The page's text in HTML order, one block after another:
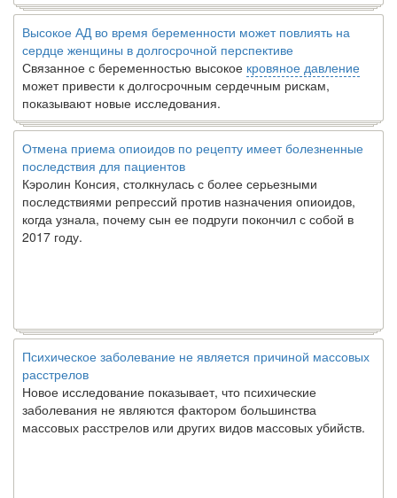
Высокое АД во время беременности может повлиять на
сердце женщины в долгосрочной перспективе
Связанное с беременностью высокое кровяное давление
может привести к долгосрочным сердечным рискам,
показывают новые исследования.
Отмена приема опиоидов по рецепту имеет болезненные
последствия для пациентов
Кэролин Консия, столкнулась с более серьезными
последствиями репрессий против назначения опиоидов,
когда узнала, почему сын ее подруги покончил с собой в
2017 году.
Психическое заболевание не является причиной массовых
расстрелов
Новое исследование показывает, что психические
заболевания не являются фактором большинства
массовых расстрелов или других видов массовых убийств.